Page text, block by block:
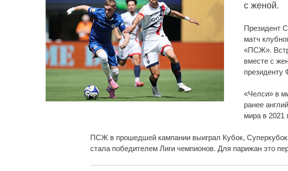
с женой.
Президент
матч
«ПСЖ».
вместе с
«Челси» в
ранее
мира в 2021
ПСЖ в прошедшей кампании выиграл Кубок,
стала победителем Лиги чемпионов. Для парижан это